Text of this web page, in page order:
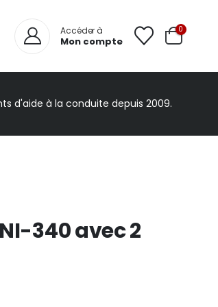
Accéder à
Mon compte
0
d'aide à la conduite depuis 2009.
340 avec 2